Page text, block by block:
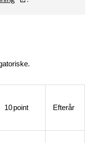
10point Efterår